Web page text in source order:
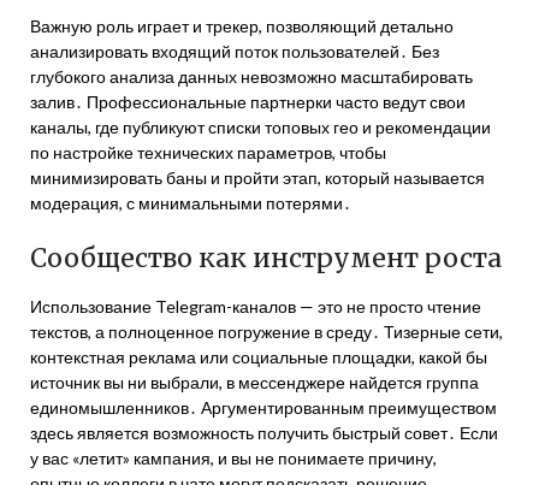
Важную роль играет и трекер, позволяющий детально
анализировать входящий поток пользователей․ Без
глубокого анализа данных невозможно масштабировать
залив․ Профессиональные партнерки часто ведут свои
каналы, где публикуют списки топовых гео и рекомендации
по настройке технических параметров, чтобы
минимизировать баны и пройти этап, который называется
модерация, с минимальными потерями․
Сообщество как инструмент роста
Использование Telegram-каналов — это не просто чтение
текстов, а полноценное погружение в среду․ Тизерные сети,
контекстная реклама или социальные площадки, какой бы
источник вы ни выбрали, в мессенджере найдется группа
единомышленников․ Аргументированным преимуществом
здесь является возможность получить быстрый совет․ Если
у вас «летит» кампания, и вы не понимаете причину,